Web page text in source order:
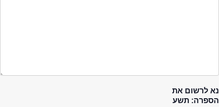
נא לרשום את
הספרה: תשע